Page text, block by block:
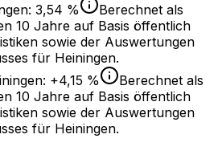
: 3,54 %
Berechnet als
10 Jahre auf Basis öffentlich
sowie der Auswertungen
für Heiningen.
: +4,15 %
Berechnet als
10 Jahre auf Basis öffentlich
sowie der Auswertungen
für Heiningen.